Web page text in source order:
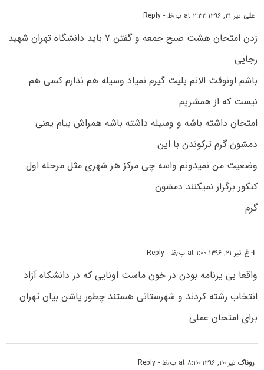
علی تیر ۲۱, ۱۳۹۶ at ۲:۳۲ ب٫ظ - Reply
زدن امتحان هشت صبح جمعه و گفتن ۷ باید دانشگاه تهران شهید
رجایی
باشم اونوقت الانم بلیت گیرم نمیاد وسیله هم ندارم کسی هم
نیست که از همشریم
امتحان داشته باشه و وسیله داشته باشه همراش بیام یعنی
دمشون گرم ترکوندن با این
وضعیت من نمیدونم واسه چی مرکز هر شهری مثل مرحله اول
کنکور برگزار نمیکنند دمشون
گرم
ا- غ تیر ۲۱, ۱۳۹۶ at ۱:۰۰ ب٫ظ - Reply
واقعا بی یرنامه بودن در خون ماست اونایی که در دانشکاه آزاد
انتخاب رشته کردند و شهرستانی هستند چطور پاشن بیان تهران
برای امتحان عملی
روناکتیر ۲۰, ۱۳۹۶ at ۸:۲۰ ب٫ظ - Reply